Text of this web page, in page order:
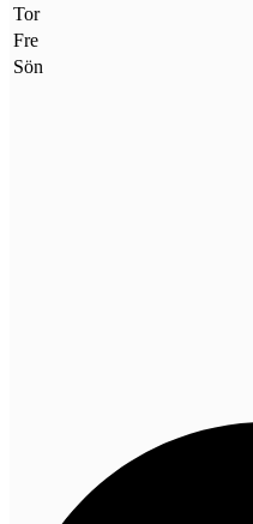
Tor
Fre
Sön